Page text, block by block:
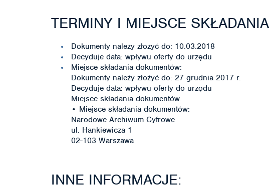
TERMINY I MIEJSCE
Dokumenty należy złożyć do: 10.03.2018
Decyduje data: wpływu oferty do urzędu
Miejsce składania dokumentów:
Dokumenty należy złożyć do: 27 grudnia 2017 r.
Decyduje data: wpływu oferty do urzędu
Miejsce składania dokumentów:
• Miejsce składania dokumentów:
Narodowe Archiwum Cyfrowe
ul. Hankiewicza 1
02-103 Warszawa
INNE INFORMACJE: